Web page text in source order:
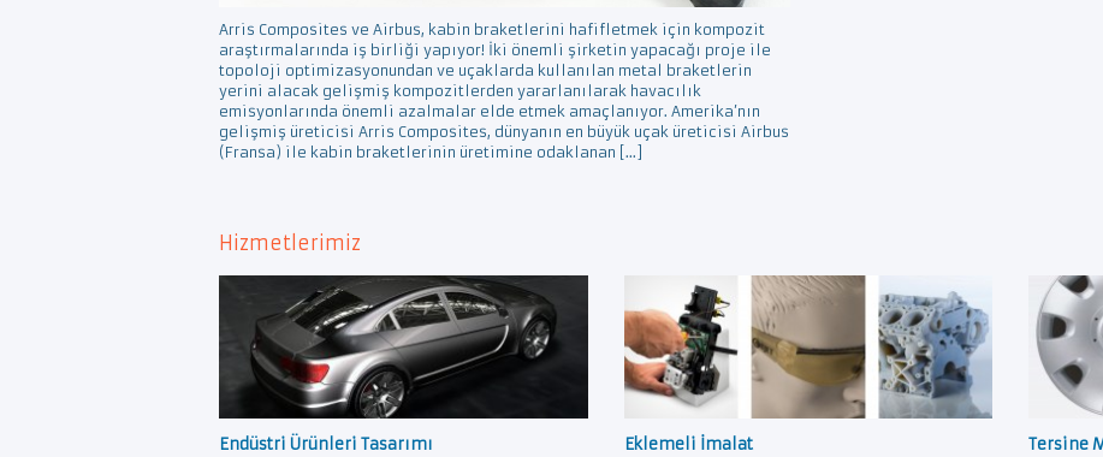
Arris Composites ve Airbus, kabin braketlerini hafifletmek için kompozit
araştırmalarında iş birliği yapıyor! İki önemli şirketin yapacağı proje ile
topoloji optimizasyonundan ve uçaklarda kullanılan metal braketlerin
yerini alacak gelişmiş kompozitlerden yararlanılarak havacılık
emisyonlarında önemli azalmalar elde etmek amaçlanıyor. Amerika’nın
gelişmiş üreticisi Arris Composites, dünyanın en büyük uçak üreticisi Airbus
(Fransa) ile kabin braketlerinin üretimine odaklanan […]
Hizmetlerimiz
Endüstri Ürünleri Tasarımı Eklemeli İmalat Tersine